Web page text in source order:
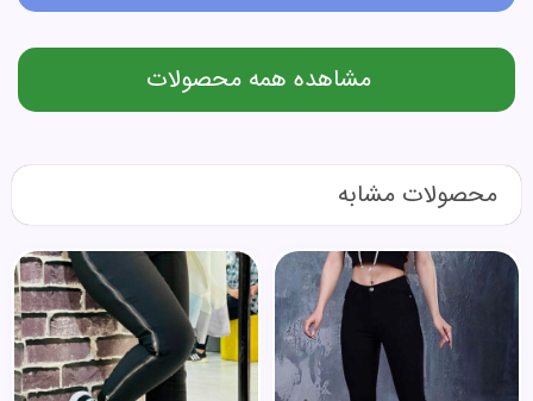
مشاهده همه محصولات
محصولات مشابه